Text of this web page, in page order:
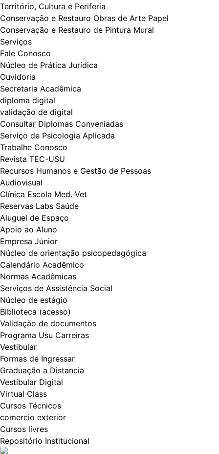
Território, Cultura e Periferia
Conservação e Restauro Obras de Arte Papel
Conservação e Restauro de Pintura Mural
Serviços
Fale Conosco
Núcleo de Prática Jurídica
Ouvidoria
Secretaria Acadêmica
diploma digital
validação de digital
Consultar Diplomas Conveniadas
Serviço de Psicologia Aplicada
Trabalhe Conosco
Revista TEC-USU
Recursos Humanos e Gestão de Pessoas
Audiovisual
Clínica Escola Med. Vet
Reservas Labs Saúde
Aluguel de Espaço
Apoio ao Aluno
Empresa Júnior
Núcleo de orientação psicopedagógica
Calendário Acadêmico
Normas Acadêmicas
Serviços de Assistência Social
Núcleo de estágio
Biblioteca (acesso)
Validação de documentos
Programa Usu Carreiras
Vestibular
Formas de Ingressar
Graduação a Distancia
Vestibular Digital
Virtual Class
Cursos Técnicos
comercio exterior
Cursos livres
Repositório Institucional